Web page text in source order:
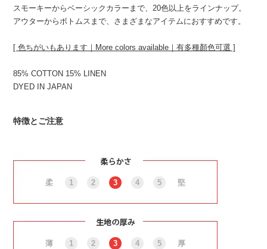
スモーキーからベーシックカラーまで、20色以上をラインナップ。
アウターからボトムスまで、さまざまなアイテムにおすすめです。
[ 色ちがいもあります｜More colors available｜有多種顏色可選 ]
85% COTTON 15% LINEN
DYED IN JAPAN
特徴とご注意
柔 1 2 3 4 5 堅
薄 1 2 3 4 5 厚